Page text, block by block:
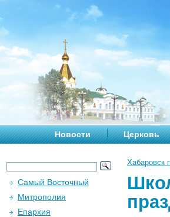
Новости Церковь
Хабаровск
Самый Восточный
Митрополия
Епархия